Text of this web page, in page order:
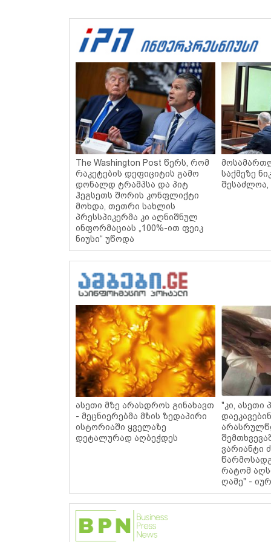
The Washington Post წერს, რომ
რაკეტების დეფიციტის გამო
დონალდ ტრამპსა და პიტ
ჰეგსეთს შორის კონფლიქტი
მოხდა, თეთრი სახლის
პრესსპიკერმა კი აღნიშნულ
ინფორმაციას „100%-ით ფეიკ
ნიუსი“ უწოდა
საქმეზე
ასეთი მზე არასდროს გინახავთ
- მეცნიერებმა მზის ზედაპირი
ისტორიაში ყველაზე
დეტალურად აღბეჭდეს
"კი,
ვარიანტი
რატომ
ღამე" -